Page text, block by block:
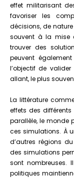
effet militarisant
favoriser les
décisions, de nature
souvent à la mise
trouver des
peuvent
l’objectif de
allant, le plus
La littérature
effets des
parallèle, le monde
ces simulations. À
d’autres régions
des simulations
sont nombreuses.
politiques